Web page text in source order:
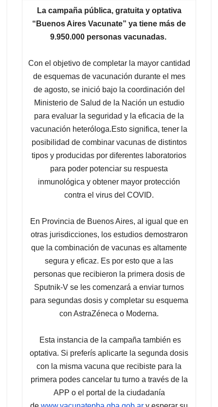
La campaña pública, gratuita y optativa
“Buenos Aires Vacunate” ya tiene más de
9.950.000 personas vacunadas.
Con el objetivo de completar la mayor cantidad
de esquemas de vacunación durante el mes
de agosto, se inició bajo la coordinación del
Ministerio de Salud de la Nación un estudio
para evaluar la seguridad y la eficacia de la
vacunación heteróloga.Esto significa, tener la
posibilidad de combinar vacunas de distintos
tipos y producidas por diferentes laboratorios
para poder potenciar su respuesta
inmunológica y obtener mayor protección
contra el virus del COVID.
En Provincia de Buenos Aires, al igual que en
otras jurisdicciones, los estudios demostraron
que la combinación de vacunas es altamente
segura y eficaz. Es por esto que a las
personas que recibieron la primera dosis de
Sputnik-V se les comenzará a enviar turnos
para segundas dosis y completar su esquema
con AstraZéneca o Moderna.
Esta instancia de la campaña también es
optativa. Si preferís aplicarte la segunda dosis
con la misma vacuna que recibiste para la
primera podes cancelar tu turno a través de la
APP o el portal de la ciudadanía